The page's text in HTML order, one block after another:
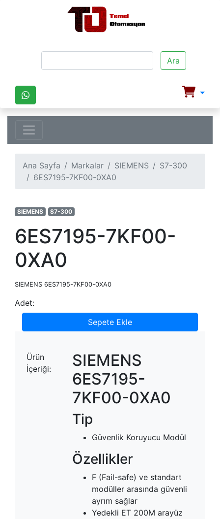
Ara
Ana Sayfa Markalar SIEMENS
S7-300
6ES7195-7KF00-0XA0
SIEMENS S7-300
6ES7195-7KF00-
0XA0
SIEMENS 6ES7195-7KF00-0XA0
Adet:
Sepete Ekle
Ürün
İçeriği:
SIEMENS
6ES7195-
7KF00-0XA0
Tip
Güvenlik Koruyucu Modül
Özellikler
F (Fail-safe) ve standart
modüller arasında güvenli
ayrım sağlar
Yedekli ET 200M arayüz